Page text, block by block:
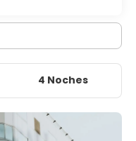
4 Noches